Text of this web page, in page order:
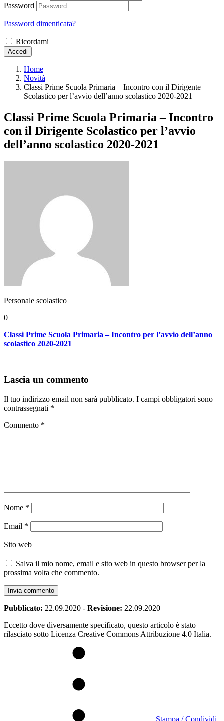
Password
Password dimenticata?
Ricordami
Accedi
Home
Novità
Classi Prime Scuola Primaria – Incontro con il Dirigente
Scolastico per l’avvio dell’anno scolastico 2020-2021
Classi Prime Scuola Primaria – Incontro
con il Dirigente Scolastico per l’avvio
dell’anno scolastico 2020-2021
Personale scolastico
0
Classi Prime Scuola Primaria – Incontro per l’avvio dell’anno
scolastico 2020-2021
Lascia un commento
Il tuo indirizzo email non sarà pubblicato. I campi obbligatori sono
contrassegnati *
Commento *
Nome *
Email *
Sito web
Salva il mio nome, email e sito web in questo browser per la
prossima volta che commento.
Pubblicato: 22.09.2020 - Revisione: 22.09.2020
Eccetto dove diversamente specificato, questo articolo è stato
rilasciato sotto Licenza Creative Commons Attribuzione 4.0 Italia.